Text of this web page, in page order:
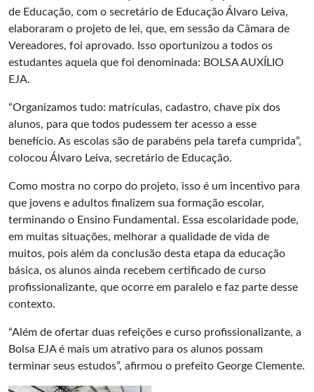
de Educação, com o secretário de Educação Álvaro Leiva,
elaboraram o projeto de lei, que, em sessão da Câmara de
Vereadores, foi aprovado. Isso oportunizou a todos os
estudantes aquela que foi denominada: BOLSA AUXÍLIO
EJA.
“Organizamos tudo: matrículas, cadastro, chave pix dos
alunos, para que todos pudessem ter acesso a esse
benefício. As escolas são de parabéns pela tarefa cumprida”,
colocou Álvaro Leiva, secretário de Educação.
Como mostra no corpo do projeto, isso é um incentivo para
que jovens e adultos finalizem sua formação escolar,
terminando o Ensino Fundamental. Essa escolaridade pode,
em muitas situações, melhorar a qualidade de vida de
muitos, pois além da conclusão desta etapa da educação
básica, os alunos ainda recebem certificado de curso
profissionalizante, que ocorre em paralelo e faz parte desse
contexto.
“Além de ofertar duas refeições e curso profissionalizante, a
Bolsa EJA é mais um atrativo para os alunos possam
terminar seus estudos”, afirmou o prefeito George Clemente.